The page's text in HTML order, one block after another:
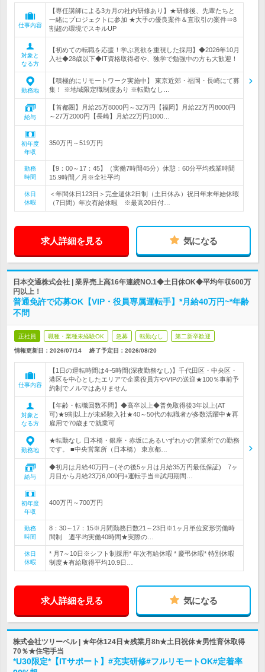
仕事内容
【専任講師による3カ月の社内研修あり】★研修後、先輩たちと
一緒にプロジェクトに参加 ★大手の優良案件＆直取引の案件⇒8
割超の環境でスキルUP
対象と
なる方
【初めての転職を応援！学ぶ意欲を重視した採用】◆2026年10月
入社◆28歳以下◆IT資格取得者や、独学で勉強中の方も大歓迎！
勤務地
【積極的にリモートワーク実施中】 東京近郊・福岡・長崎にて募
集！ ※地域限定職制度あり ※転勤なし…
給与
【首都圏】月給25万8000円～32万円【福岡】月給22万円8000円
～27万2000円【長崎】月給22万円1000…
初年度
年収
350万円～519万円
勤務
時間
【9：00～17：45】（実働7時間45分）休憩：60分平均残業時間
15.9時間／月※全社平均
休日
休暇
＜年間休日123日＞完全週休2日制（土日休み）祝日年末年始休暇
（7日間）年次有給休暇 ※最高20日付…
求人詳細を見る 気になる
日本交通株式会社 | 業界売上高16年連続NO.1◆土日休OK◆平均年収600万
円以上！
普通免許で応募OK【VIP・役員専属運転手】*月給40万円~*年齢
不問
正社員 職種・業種未経験OK 急募 転勤なし 第二新卒歓迎
情報更新日：2026/07/14 終了予定日： 2026/08/20
仕事内容
【1日の運転時間は4~5時間(深夜勤務なし)】千代田区・中央区・
港区を中心としたエリアで企業役員方やVIPの送迎★100％事前予
約制でノルマはありません
対象と
なる方
【年齢・転職回数不問】◆高卒以上◆普免取得後3年以上(AT
可)★9割以上が未経験入社★40～50代の転職者が多数活躍中★再
雇用で70歳まで就業可
勤務地
★転勤なし 日本橋・銀座・赤坂にあるいずれかの営業所での勤務
です。 ■中央営業所（日本橋） 東京都…
給与
◆初月は月給40万円～(その後5ヶ月は月給35万円最低保証) 7ヶ
月目から月給23万6,000円+運転手当※試用期間…
初年度
年収
400万円～700万円
勤務
時間
8：30～17：15※月間勤務日数21～23日※1ヶ月単位変形労働時
間制 週平均実働40時間★実際の…
休日
休暇
* 月7～10日※シフト制採用* 年次有給休暇 * 慶弔休暇* 特別休暇
制度★有給取得平均10.9日…
求人詳細を見る 気になる
株式会社ツリーベル | ★年休124日★残業月8h★土日祝休★男性育休取得
70％★住宅手当
*U30限定*【ITサポート】#充実研修#フルリモートOK#定着率